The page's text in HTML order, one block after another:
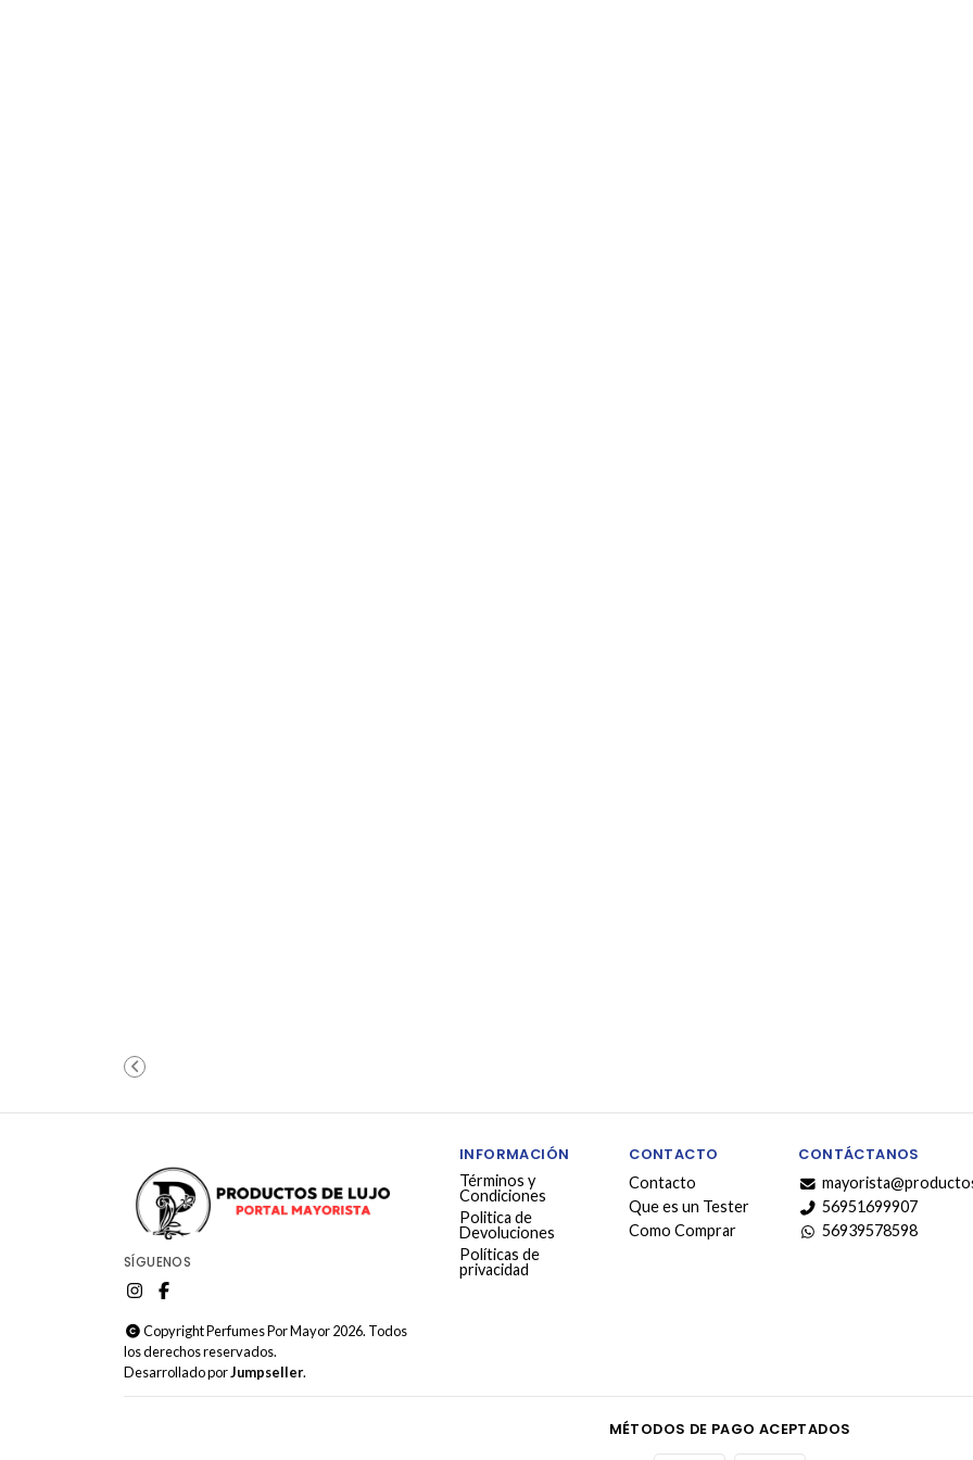
SÍGUENOS
Copyright Perfumes Por Mayor 2026. Todos
los derechos reservados.
Desarrollado porJumpseller.
INFORMACIÓN
Términos y
Condiciones
Politica de
Devoluciones
Políticas de
privacidad
CONTACTO
Contacto
Que es un Tester
Como Comprar
CONTÁCTANOS
56951699907
56939578598
MÉTODOS DE PAGO ACEPTADOS